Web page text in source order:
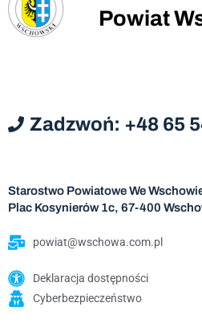
Powiat
Zadzwoń: +48 65
Starostwo Powiatowe We
Plac Kosynierów 1c, 67-400
powiat@wschowa.com.pl
Deklaracja dostępności
Cyberbezpieczeństwo